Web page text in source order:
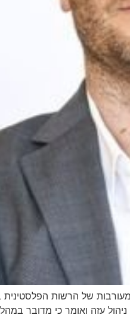
התראיין היום ברדיו 90 ויצא בחריפות נגד
עזה ואומר כי מדובר